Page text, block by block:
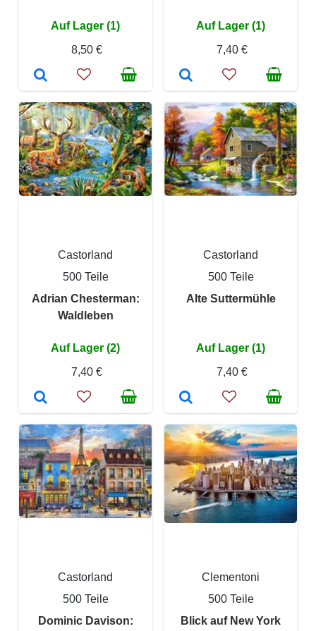
Auf Lager (1)
8,50 €
Auf Lager (1)
7,40 €
Castorland
500 Teile
Adrian Chesterman:
Waldleben
Auf Lager (2)
7,40 €
Castorland
500 Teile
Alte Suttermühle
Auf Lager (1)
7,40 €
Castorland
500 Teile
Dominic Davison:
Clementoni
500 Teile
Blick auf New York